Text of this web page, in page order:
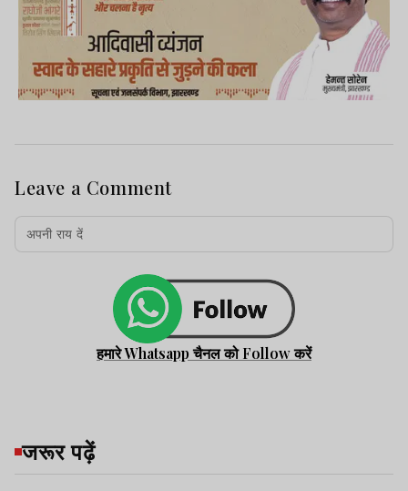
Leave a Comment
हमारे Whatsapp चैनल को Follow करें
जरूर पढ़ें